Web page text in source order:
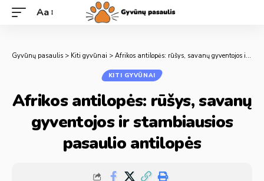
Aa
Gyvūnų pasaulis > Kiti gyvūnai > Afrikos antilopės: rūšys, savanų gyventojos ir stambiausios pasaulio antilopės
KITI GYVŪNAI
Afrikos antilopės: rūšys, savanų
gyventojos ir stambiausios
pasaulio antilopės